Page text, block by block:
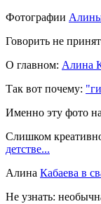
Фотографии Алины
Говорить не
О главном: Алина
Так вот почему:
Именно эту фото
Слишком
детстве...
Алина Кабаева в
Не узнать: